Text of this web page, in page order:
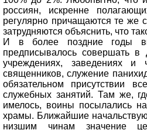
россиян, искренне
регулярно причащаются те же
затрудняются объяснить, что
И в более поздние годы
предписывалось совершать в
учреждениях, заведениях и
священников, служение
обязательном присутствии
служебных занятий. Там же,
имелось, воины посылались
храмы. Ближайшие
низшим чинам значение